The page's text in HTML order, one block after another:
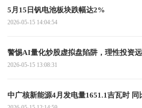
5月15日钒电池板块跌幅达2%
2026-05-15 14:04:54
警惕AI量化炒股虚拟盘陷阱，理性投资
2026-05-15 13:08:31
中广核新能源4月发电量1651.1吉瓦时